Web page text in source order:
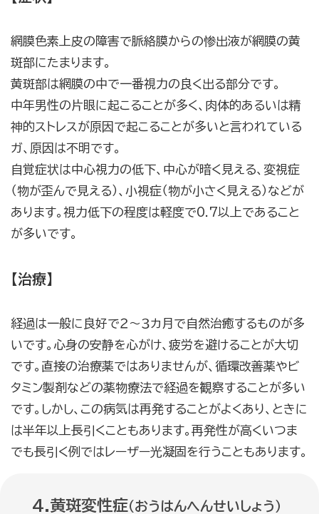
網膜色素上皮の障害で脈絡膜からの惨出液が網膜の黄
斑部にたまります。
黄斑部は網膜の中で一番視力の良く出る部分です。
中年男性の片眼に起こることが多く、肉体的あるいは精
神的ストレスが原因で起こることが多いと言われている
ガ、原因は不明です。
自覚症状は中心視力の低下、中心が暗く見える、変視症
（物が歪んで見える）、小視症（物が小さく見える）などが
あります。視力低下の程度は軽度で0.7以上であること
が多いです。
【治療】
経過は一般に良好で２～３カ月で自然治癒するものが多
いです。心身の安静を心がけ、疲労を避けることが大切
です。直接の治療薬ではありませんが、循環改善薬やビ
タミン製剤などの薬物療法で経過を観察することが多い
です。しかし、この病気は再発することがよくあり、ときに
は半年以上長引くこともあります。再発性が高くいつま
でも長引く例ではレーザー光凝固を行うこともあります。
4.黄斑変性症（おうはんへんせいしょう）